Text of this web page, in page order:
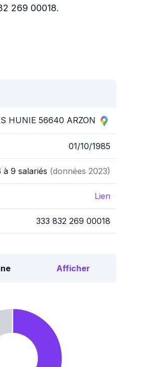
269 00018.
HUNIE 56640 ARZON
01/10/1985
à 9 salariés (données 2023)
Lien
333 832 269 00018
Afficher